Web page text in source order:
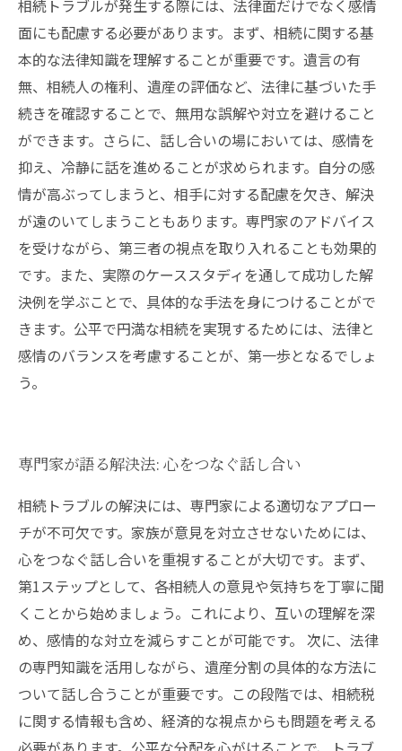
相続トラブルが発生する際には、法律面だけでなく感情
面にも配慮する必要があります。まず、相続に関する基
本的な法律知識を理解することが重要です。遺言の有
無、相続人の権利、遺産の評価など、法律に基づいた手
続きを確認することで、無用な誤解や対立を避けること
ができます。さらに、話し合いの場においては、感情を
抑え、冷静に話を進めることが求められます。自分の感
情が高ぶってしまうと、相手に対する配慮を欠き、解決
が遠のいてしまうこともあります。専門家のアドバイス
を受けながら、第三者の視点を取り入れることも効果的
です。また、実際のケーススタディを通して成功した解
決例を学ぶことで、具体的な手法を身につけることがで
きます。公平で円満な相続を実現するためには、法律と
感情のバランスを考慮することが、第一歩となるでしょ
う。
専門家が語る解決法: 心をつなぐ話し合い
相続トラブルの解決には、専門家による適切なアプロー
チが不可欠です。家族が意見を対立させないためには、
心をつなぐ話し合いを重視することが大切です。まず、
第1ステップとして、各相続人の意見や気持ちを丁寧に聞
くことから始めましょう。これにより、互いの理解を深
め、感情的な対立を減らすことが可能です。 次に、法律
の専門知識を活用しながら、遺産分割の具体的な方法に
ついて話し合うことが重要です。この段階では、相続税
に関する情報も含め、経済的な視点からも問題を考える